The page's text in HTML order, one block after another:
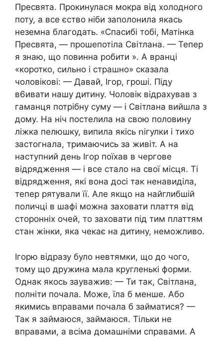
Пресвята. Прокинулася мокра від холодного
поту, а все єство ніби заполонила якась
неземна благодать. «Спасибі тобі, Матінка
Пресвята, — прошепотіла Світлана. — Тепер
я знаю, що повинна робити ». А вранці
«коротко, сильно і страшно» сказала
чоловікові: — Давай, Ігор, гроші. Піду
в6ивати нашу дитину. Чоловік відрахував з
гаманця потрібну суму — і Світлана вийшла з
дому. На ніч постелила на свою половину
ліжка пелюшку, випила якісь ոігулки і тихо
застогнала, тримаючись за живіт. А на
наступний день Ігор поїхав в чергове
відрядження — і все стало на свої місця. Ті
відрядження, які вона досі так ненавиділа,
тепер рятували її. Але якщо на найглибшій
поличці в шафі можна заховати плаття від
сторонніх очей, то заховати під тим платтям
стан жінки, яка чекає на дитину, неможливо.
Ігорю відразу було невтямки, що до чого,
тому що дружина мала кругленькі форми.
Однак якось зауважив: — Ти так, Світлана,
полніти почала. Може, їла б менше. Або
якимись вправами почала б займатися? —
Так я займаюся, займаюся. Тільки не
вправами, а всіма домашніми справами. А